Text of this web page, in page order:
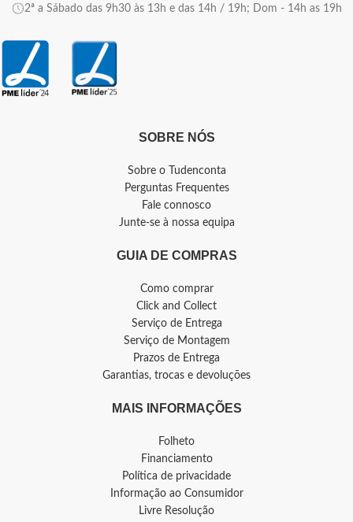
2ª a Sábado das 9h30 às 13h e das 14h / 19h; Dom - 14h as 19h
SOBRE NÓS
Sobre o Tudenconta
Perguntas Frequentes
Fale connosco
Junte-se à nossa equipa
GUIA DE COMPRAS
Como comprar
Click and Collect
Serviço de Entrega
Serviço de Montagem
Prazos de Entrega
Garantias, trocas e devoluções
MAIS INFORMAÇÕES
Folheto
Financiamento
Política de privacidade
Informação ao Consumidor
Livre Resolução